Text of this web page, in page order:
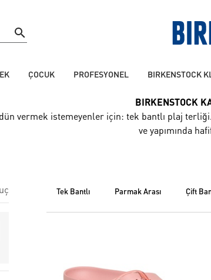
ÇOCUK PROFESYONEL BIRKENSTOCK
BIRKENSTOCK
vermek istemeyenler için: tek bantlı plaj
ve yapımında
tek bantli parmak arasi çi̇ft